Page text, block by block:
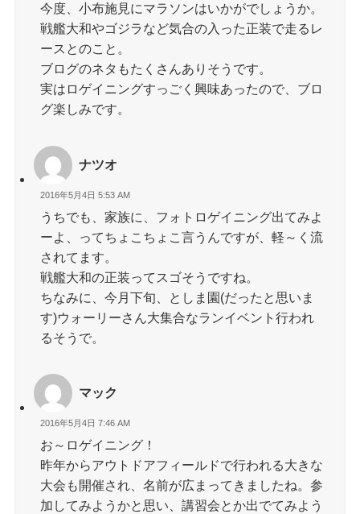
今度、小布施見にマラソンはいかがでしょうか。
戦艦大和やゴジラなど気合の入った正装で走るレ
ースとのこと。
ブログのネタもたくさんありそうです。
実はロゲイニングすっごく興味あったので、ブロ
グ楽しみです。
ナツオ
2016年5月4日 5:53 AM
うちでも、家族に、フォトロゲイニング出てみよ
ーよ、ってちょこちょこ言うんですが、軽～く流
されてます。
戦艦大和の正装ってスゴそうですね。
ちなみに、今月下旬、としま園(だったと思いま
す)ウォーリーさん大集合なランイベント行われ
るそうで。
マック
2016年5月4日 7:46 AM
お～ロゲイニング！
昨年からアウトドアフィールドで行われる大きな
大会も開催され、名前が広まってきましたね。参
加してみようかと思い、講習会とか出でてみよう